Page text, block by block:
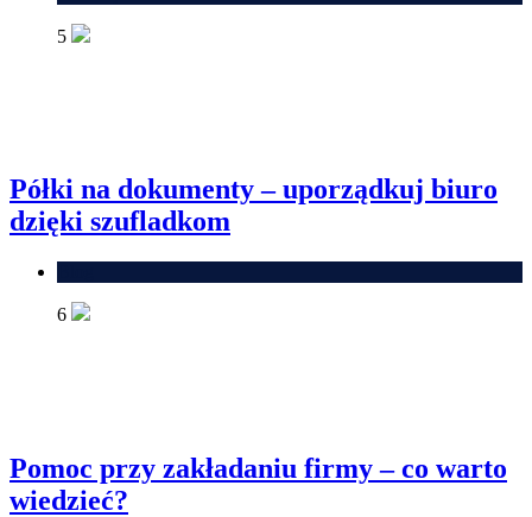
5
Półki na dokumenty – uporządkuj biuro
dzięki szufladkom
6
Pomoc przy zakładaniu firmy – co warto
wiedzieć?